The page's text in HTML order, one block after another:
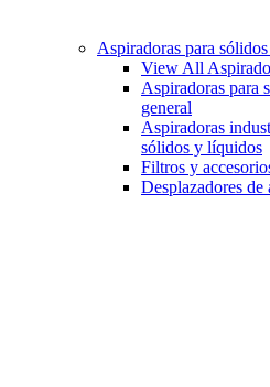
Aspiradoras para
View All
Aspiradoras para
general
Aspiradoras
sólidos y líquidos
Filtros y
Desplazadores de